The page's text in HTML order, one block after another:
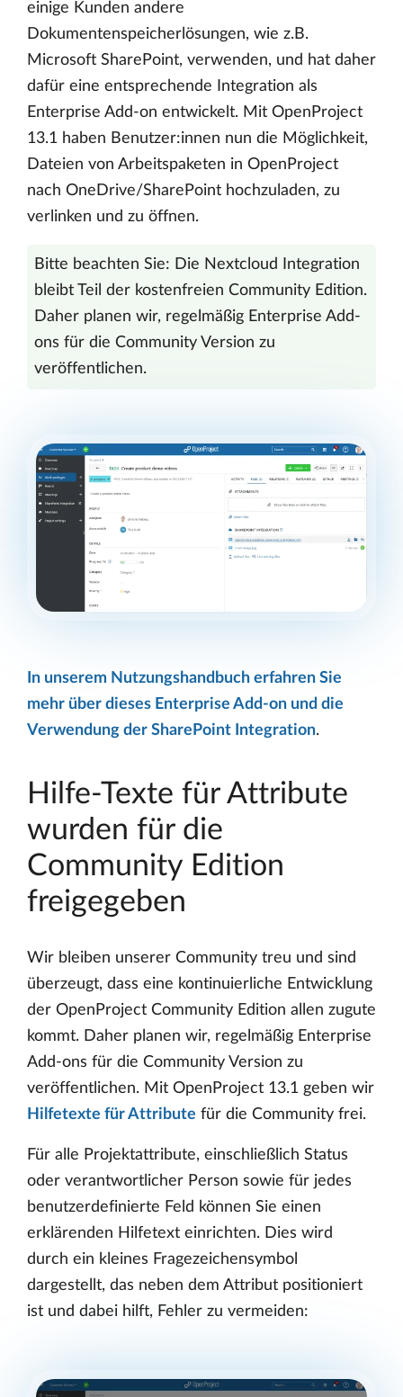
einige Kunden andere
Dokumentenspeicherlösungen, wie z.B.
Microsoft SharePoint, verwenden, und hat daher
dafür eine entsprechende Integration als
Enterprise Add-on entwickelt. Mit OpenProject
13.1 haben Benutzer:innen nun die Möglichkeit,
Dateien von Arbeitspaketen in OpenProject
nach OneDrive/SharePoint hochzuladen, zu
verlinken und zu öffnen.
Bitte beachten Sie: Die Nextcloud Integration
bleibt Teil der kostenfreien Community Edition.
Daher planen wir, regelmäßig Enterprise Add-
ons für die Community Version zu
veröffentlichen.
In unserem Nutzungshandbuch erfahren Sie
mehr über dieses Enterprise Add-on und die
Verwendung der SharePoint Integration.
Hilfe-Texte für Attribute
wurden für die
Community Edition
freigegeben
Wir bleiben unserer Community treu und sind
überzeugt, dass eine kontinuierliche Entwicklung
der OpenProject Community Edition allen zugute
kommt. Daher planen wir, regelmäßig Enterprise
Add-ons für die Community Version zu
veröffentlichen. Mit OpenProject 13.1 geben wir
Hilfetexte für Attribute für die Community frei.
Für alle Projektattribute, einschließlich Status
oder verantwortlicher Person sowie für jedes
benutzerdefinierte Feld können Sie einen
erklärenden Hilfetext einrichten. Dies wird
durch ein kleines Fragezeichensymbol
dargestellt, das neben dem Attribut positioniert
ist und dabei hilft, Fehler zu vermeiden: